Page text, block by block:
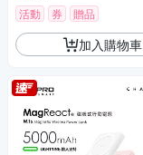
活動 券 贈品
加入購物車